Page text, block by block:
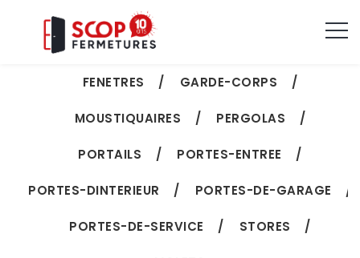
TOUT VOIR BRISE-VUE
FENETRES GARDE-CORPS
MOUSTIQUAIRES PERGOLAS
PORTAILS PORTES-ENTREE
PORTES-DINTERIEUR PORTES-DE-GARAGE
PORTES-DE-SERVICE STORES